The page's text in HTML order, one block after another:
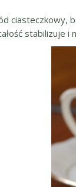
ciasteczkowy,
stabilizuje